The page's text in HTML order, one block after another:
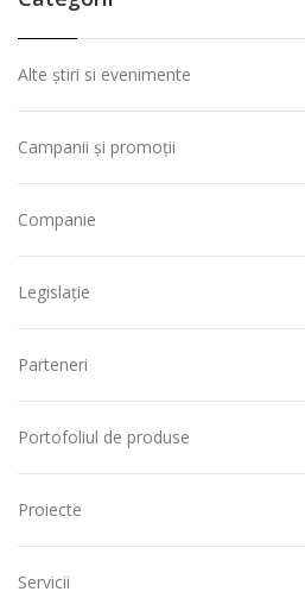
Alte știri si evenimente
Campanii și promoții
Companie
Legislație
Parteneri
Portofoliul de produse
Proiecte
Servicii